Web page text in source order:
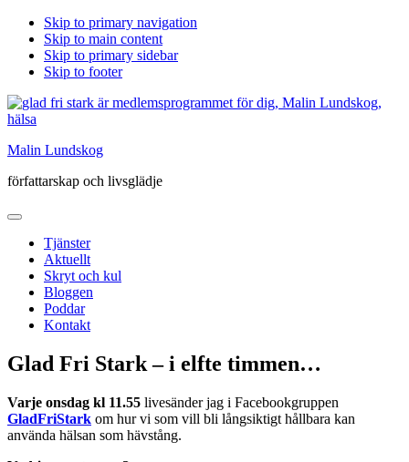
Skip to primary navigation
Skip to main content
Skip to primary sidebar
Skip to footer
Malin Lundskog
författarskap och livsglädje
Tjänster
Aktuellt
Skryt och kul
Bloggen
Poddar
Kontakt
Glad Fri Stark – i elfte timmen…
Varje onsdag kl 11.55 livesänder jag i Facebookgruppen
GladFriStark om hur vi som vill bli långsiktigt hållbara kan
använda hälsan som hävstång.